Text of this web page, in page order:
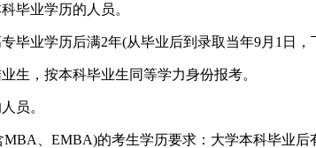
毕业学历的人员。
毕业学历后满2年(从毕业后到录取当年9月1日
生，按本科毕业生同等学力身份报考。
员。
、EMBA)的考生学历要求：大学本科毕业